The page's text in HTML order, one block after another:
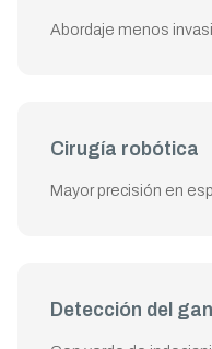
Abordaje menos
Cirugía robótica
Mayor precisión en
Detección del